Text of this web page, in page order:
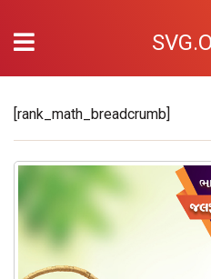
[rank_math_breadcrumb]